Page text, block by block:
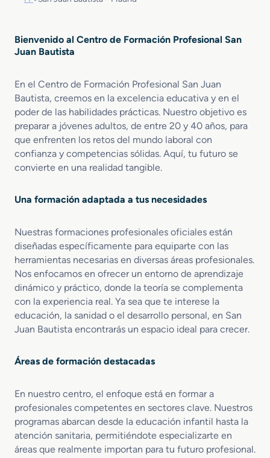
Bienvenido al Centro de Formación Profesional San
Juan Bautista
En el Centro de Formación Profesional San Juan
Bautista, creemos en la excelencia educativa y en el
poder de las habilidades prácticas. Nuestro objetivo es
preparar a jóvenes adultos, de entre 20 y 40 años, para
que enfrenten los retos del mundo laboral con
confianza y competencias sólidas. Aquí, tu futuro se
convierte en una realidad tangible.
Una formación adaptada a tus necesidades
Nuestras formaciones profesionales oficiales están
diseñadas específicamente para equiparte con las
herramientas necesarias en diversas áreas profesionales.
Nos enfocamos en ofrecer un entorno de aprendizaje
dinámico y práctico, donde la teoría se complementa
con la experiencia real. Ya sea que te interese la
educación, la sanidad o el desarrollo personal, en San
Juan Bautista encontrarás un espacio ideal para crecer.
Áreas de formación destacadas
En nuestro centro, el enfoque está en formar a
profesionales competentes en sectores clave. Nuestros
programas abarcan desde la educación infantil hasta la
atención sanitaria, permitiéndote especializarte en
áreas que realmente importan para tu futuro profesional.